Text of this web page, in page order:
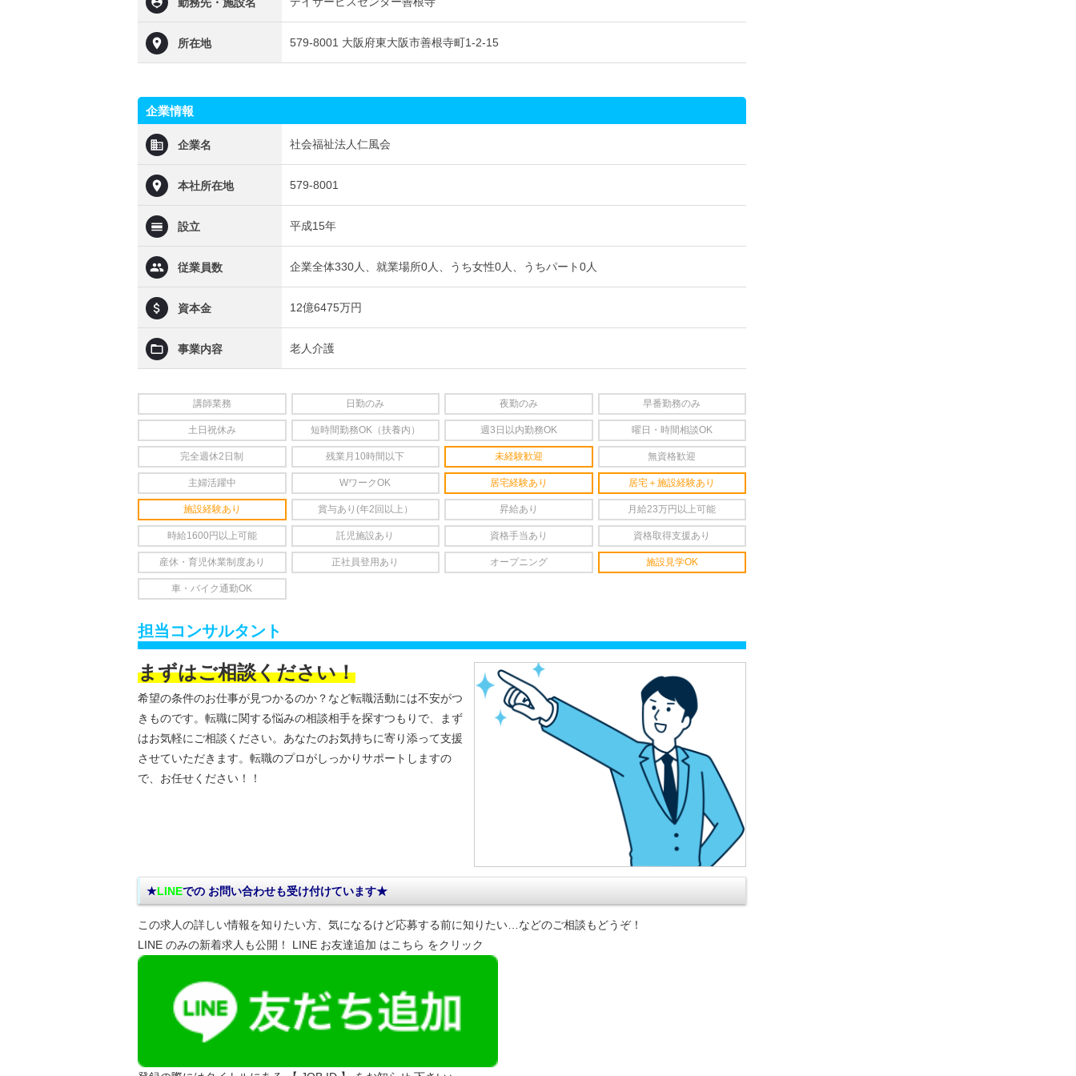
所在地 579-8001 大阪府東大阪市善根寺町1-2-15
企業情報
企業名 社会福祉法人仁風会
本社所在地 579-8001
設立 平成15年
従業員数 企業全体330人、就業場所0人、うち女性0人、うちパート0人
資本金 12億6475万円
事業内容 老人介護
講師業務 日勤のみ 夜勤のみ 早番勤務のみ
土日祝休み 短時間勤務OK（扶養内） 週3日以内勤務OK 曜日・時間相談OK
完全週休2日制 残業月10時間以下 未経験歓迎 無資格歓迎
主婦活躍中 WワークOK 居宅経験あり 居宅＋施設経験あり
施設経験あり 賞与あり(年2回以上） 昇給あり 月給23万円以上可能
時給1600円以上可能 託児施設あり 資格手当あり 資格取得支援あり
産休・育児休業制度あり 正社員登用あり オープニング 施設見学OK
車・バイク通勤OK
担当コンサルタント
まずはご相談ください！
希望の条件のお仕事が見つかるのか？など転職活動には不安がつ
きものです。転職に関する悩みの相談相手を探すつもりで、まず
はお気軽にご相談ください。あなたのお気持ちに寄り添って支援
させていただきます。転職のプロがしっかりサポートしますの
で、お任せください！！
★LINEでの お問い合わせも受け付けています★
この求人の詳しい情報を知りたい方、気になるけど応募する前に知りたい…などのご相談もどうぞ！
LINE のみの新着求人も公開！ LINE お友達追加 はこちら をクリック